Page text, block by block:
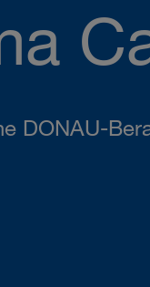
DONAU-